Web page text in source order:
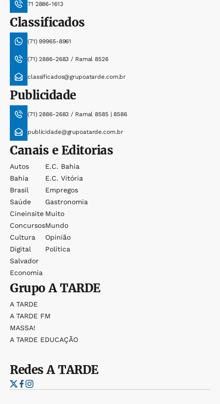
71 2886-1613
Classificados
(71) 99965-8961
(71) 2886-2683 / Ramal 8526
classificados@grupoatarde.com.br
Publicidade
(71) 2886-2683 / Ramal 8585 | 8586
publicidade@grupoatarde.com.br
Canais e Editorias
Autos
Bahia
Brasil
Saúde
Cineinsite
Concursos
Cultura
Digital
Salvador
Economia
E.c. Bahia
E.c. Vitória
Empregos
Gastronomia
Muito
Mundo
Opinião
Política
GrupoA TARDE
A TARDE
A TARDE FM
MASSA!
A TARDE EDUCAÇÃO
RedesA TARDE